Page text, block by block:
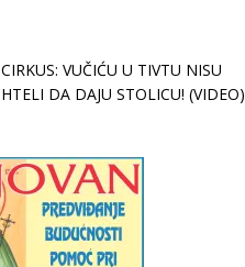
CIRKUS: VUČIĆU U TIVTU NISU
HTELI DA DAJU STOLICU! (VIDEO)